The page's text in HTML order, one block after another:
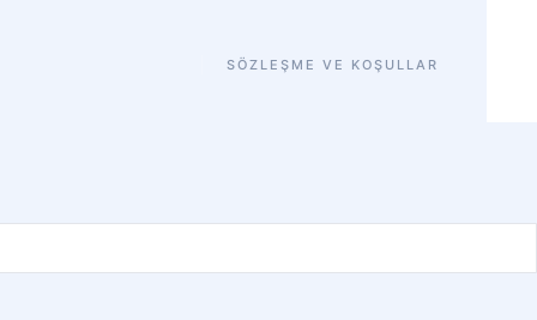
SÖZLEŞME VE KOŞULLAR